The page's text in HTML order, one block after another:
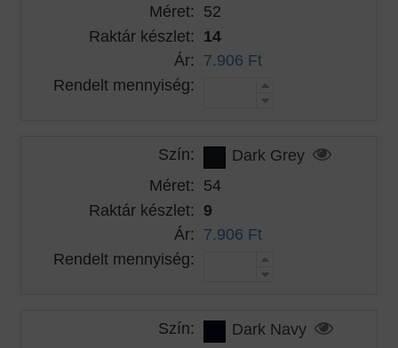
Méret: 52
Raktár készlet: 14
Ár: 7.906 Ft
Rendelt mennyiség:
Szín:
Dark Grey
Méret: 54
Raktár készlet: 9
Ár: 7.906 Ft
Rendelt mennyiség:
Szín:
Dark Navy